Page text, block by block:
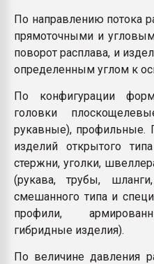
По направлению потока
прямоточными и
поворот расплава, и
определенным углом к
По конфигурации
головки
рукавные),
изделий открытого
стержни, уголки,
(рукава, трубы,
смешанного типа и
профили,
гибридные изделия).
По величине давления